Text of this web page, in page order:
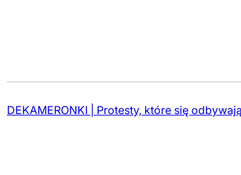
DEKAMERONKI | Protesty, które się